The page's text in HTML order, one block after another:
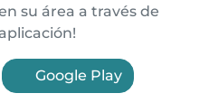
su área a través de
Google Play